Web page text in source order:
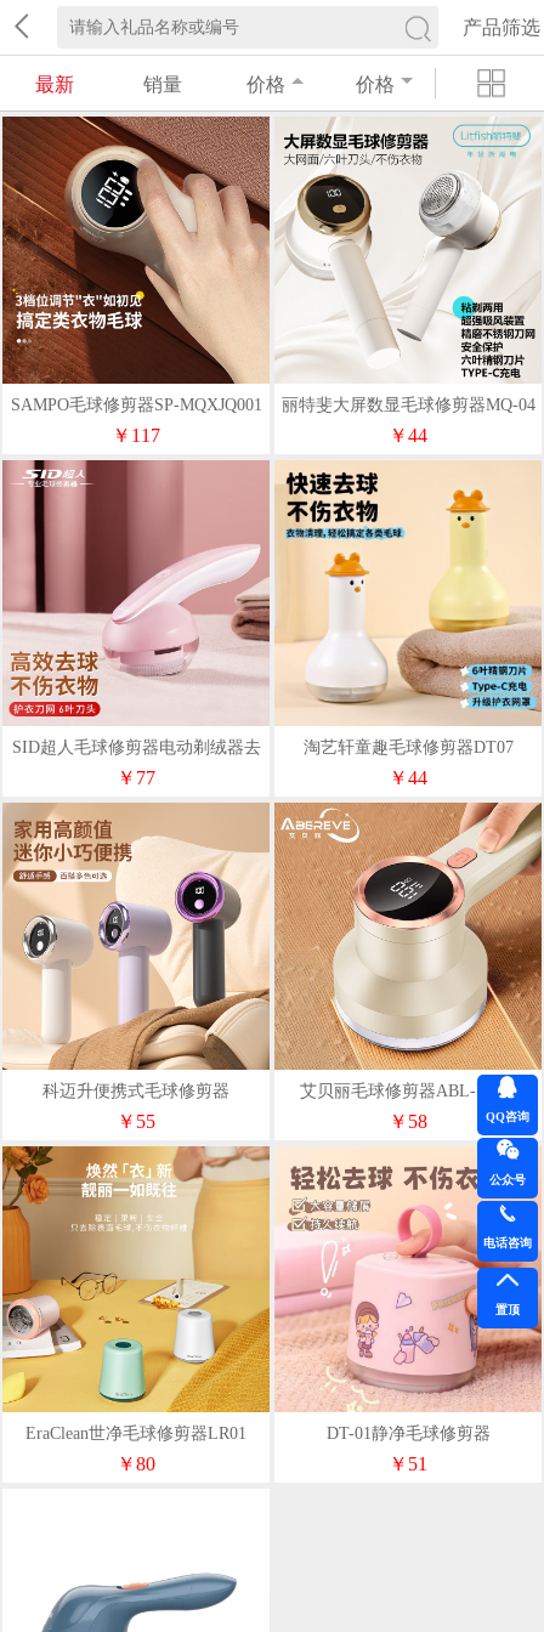
产品筛选
最新 销量 价格 价格
SAMPO毛球修剪器SP-MQXJQ001
￥117
丽特斐大屏数显毛球修剪器MQ-04
￥44
SID超人毛球修剪器电动剃绒器去
毛球机RR2870粉色小冰壶
￥77
淘艺轩童趣毛球修剪器DT07
￥44
科迈升便携式毛球修剪器
￥55
艾贝丽毛球修剪器ABL-M697
￥58
EraClean世净毛球修剪器LR01
￥80
DT-01静净毛球修剪器
￥51
QQ咨询
公众号
电话咨询
置顶